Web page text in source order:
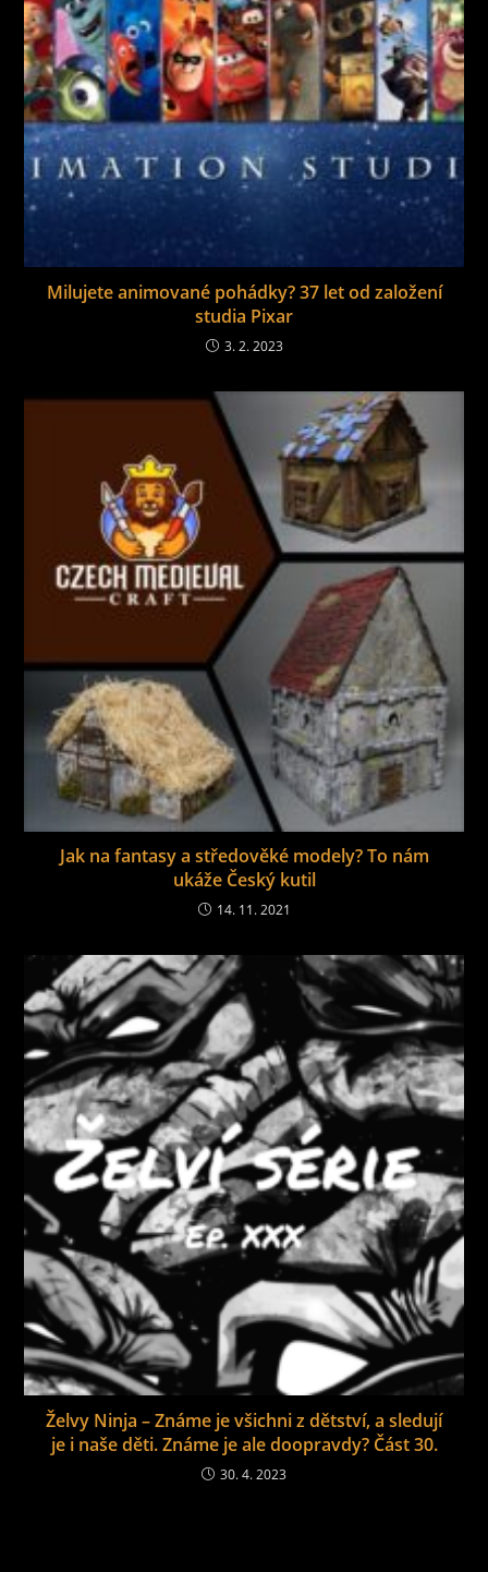
Milujete animované pohádky? 37 let od založení
studia Pixar
3. 2. 2023
Jak na fantasy a středověké modely? To nám
ukáže Český kutil
14. 11. 2021
Želvy Ninja – Známe je všichni z dětství, a sledují
je i naše děti. Známe je ale doopravdy? Část 30.
30. 4. 2023